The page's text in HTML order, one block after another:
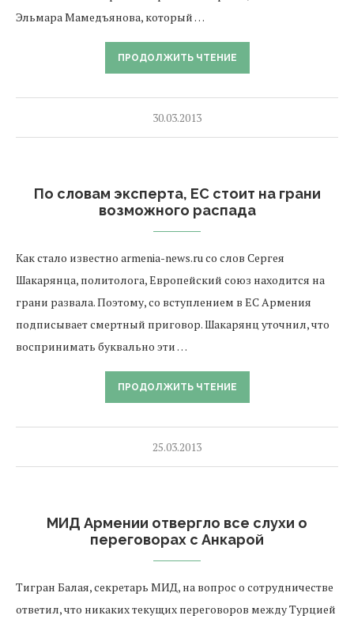
Эльмара Мамедъянова, который …
ПРОДОЛЖИТЬ ЧТЕНИЕ
30.03.2013
По словам эксперта, ЕС стоит на грани
возможного распада
Как стало известно armenia-news.ru со слов Сергея
Шакарянца, политолога, Европейский союз находится на
грани развала. Поэтому, со вступлением в ЕС Армения
подписывает смертный приговор. Шакарянц уточнил, что
воспринимать буквально эти …
ПРОДОЛЖИТЬ ЧТЕНИЕ
25.03.2013
МИД Армении отвергло все слухи о
переговорах с Анкарой
Тигран Балая, секретарь МИД, на вопрос о сотрудничестве
ответил, что никаких текущих переговоров между Турцией